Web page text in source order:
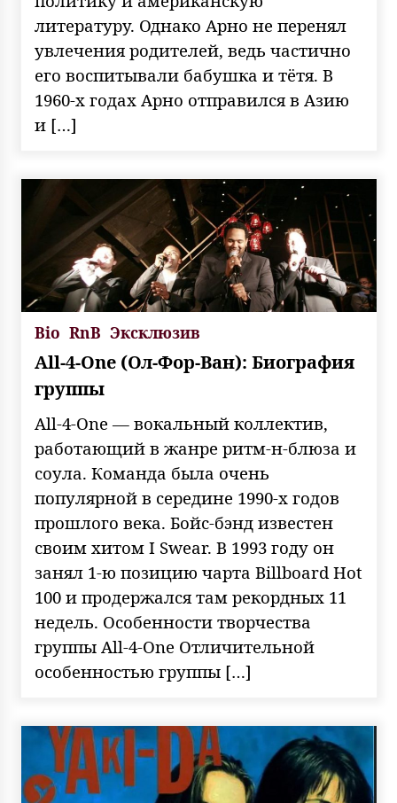
литературу. Однако Арно не перенял
увлечения родителей, ведь частично
его воспитывали бабушка и тётя. В
1960-х годах Арно отправился в Азию
и […]
Bio RnB Эксклюзив
All-4-One (Ол-Фор-Ван): Биография
группы
All-4-One — вокальный коллектив,
работающий в жанре ритм-н-блюза и
соула. Команда была очень
популярной в середине 1990-х годов
прошлого века. Бойс-бэнд известен
своим хитом I Swear. В 1993 году он
занял 1-ю позицию чарта Billboard Hot
100 и продержался там рекордных 11
недель. Особенности творчества
группы All-4-One Отличительной
особенностью группы […]